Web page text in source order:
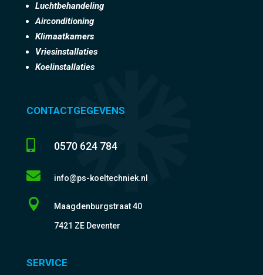
Luchtbehandeling
Airconditioning
Klimaatkamers
Vriesinstallaties
Koelinstallaties
CONTACTGEGEVENS
 0570 624 784
 info@ps-koeltechniek.nl
 Maagdenburgstraat 40
7421 ZE Deventer
SERVICE